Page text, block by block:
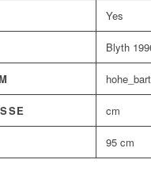
Yes
Blyth
cm
95 cm